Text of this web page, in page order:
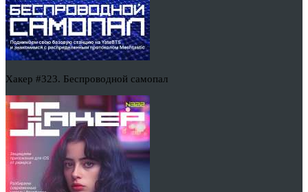
Хакер #323. Беспроводной самопал